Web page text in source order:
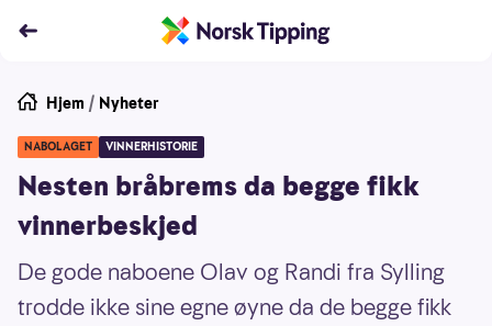
Hjem / Nyheter
NABOLAGET VINNERHISTORIE
Nesten bråbrems da begge fikk
vinnerbeskjed
De gode naboene Olav og Randi fra Sylling
trodde ikke sine egne øyne da de begge fikk